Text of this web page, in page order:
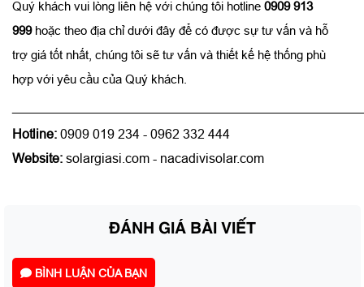
Quý khách vui lòng liên hệ với chúng tôi hotline 0909 913
999 hoặc theo địa chỉ dưới đây để có được sự tư vấn và hỗ
trợ giá tốt nhất, chúng tôi sẽ tư vấn và thiết kế hệ thống phù
hợp với yêu cầu của Quý khách.
Hotline: 0909 019 234 - 0962 332 444
Website: solargiasi.com - nacadivisolar.com
ĐÁNH GIÁ BÀI VIẾT
BÌNH LUẬN CỦA BẠN